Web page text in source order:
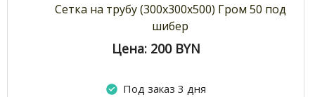
Сетка на трубу (300х300х500) Гром 50 под
шибер
Цена: 200 BYN
Под заказ 3 дня